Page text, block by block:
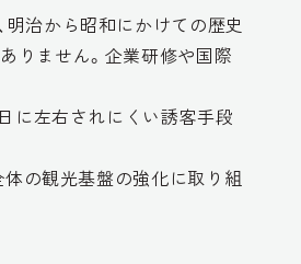
明治から昭和にかけての歴史
りません。企業研修や国際
に左右されにくい誘客手段
体の観光基盤の強化に取り組